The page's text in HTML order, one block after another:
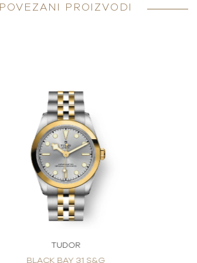
POVEZANI PROIZVODI
TUDOR
BLACK BAY 31 S&G